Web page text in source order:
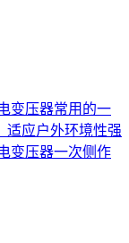
变压器常用的一
适应户外环境性强
变压器一次侧作